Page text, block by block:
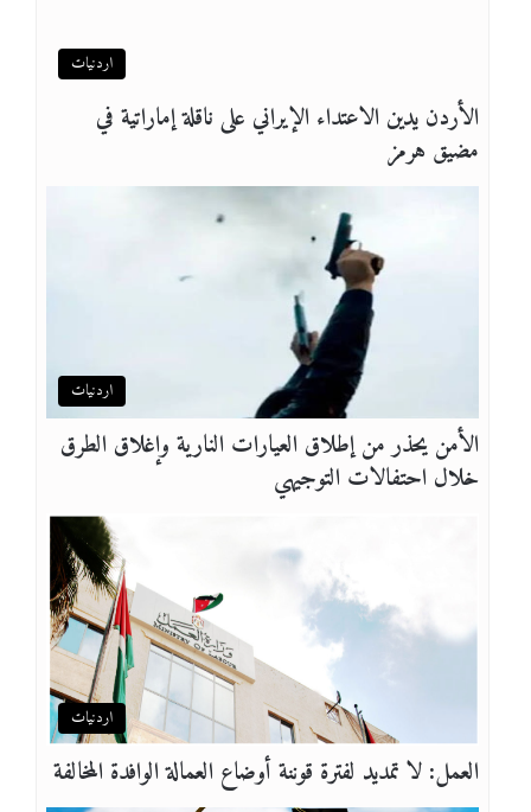
اردنيات
الأردن يدين الاعتداء الإيراني على ناقلة إماراتية في
مضيق هرمز
اردنيات
الأمن يحذر من إطلاق العيارات النارية وإغلاق الطرق
خلال احتفالات التوجيهي
اردنيات
العمل: لا تمديد لفترة قوننة أوضاع العمالة الوافدة المخالفة